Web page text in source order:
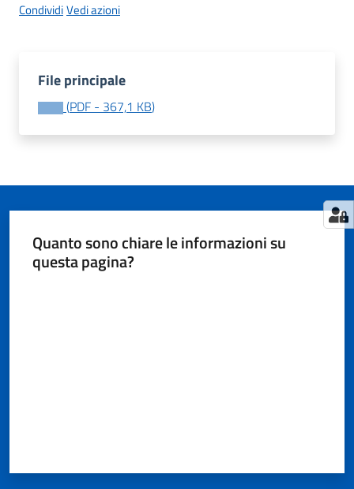
argomenti...
su
CondividiVedi azioni
File principale
(PDF - 367,1 KB)
Quanto sono chiare le informazioni su
questa pagina?